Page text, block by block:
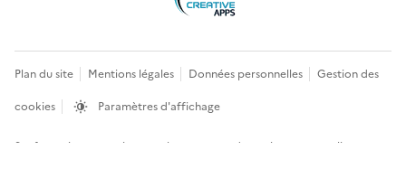
Plan du site Mentions légales Données personnelles
Gestion des
cookies
Paramètres d'affichage
Sauf mention contraire, tous les contenus de ce site sont sous licence